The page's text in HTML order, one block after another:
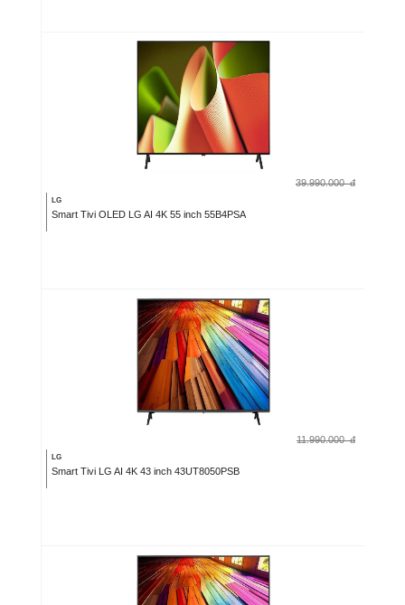
39.990.000 đ
LG
Smart Tivi OLED LG AI 4K 55 inch 55B4PSA
11.990.000 đ
LG
Smart Tivi LG AI 4K 43 inch 43UT8050PSB